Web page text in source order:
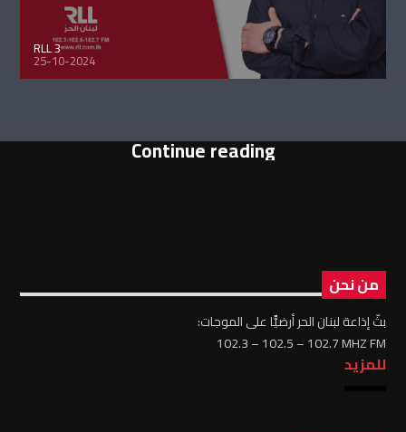
RLL 3
25-10-2024
Continue reading
من نحن
بثّ إذاعة لبنان الحر أرضيًّا على الموجات:
102.3 – 102.5 – 102.7 MHZ FM
للمزيد